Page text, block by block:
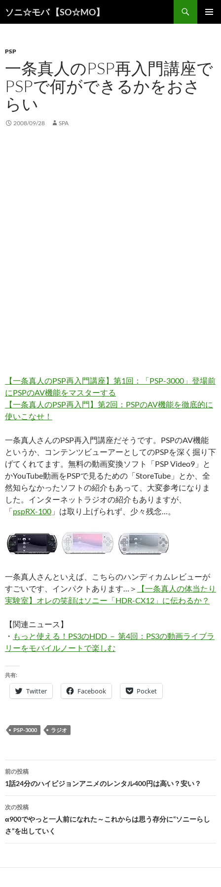
ソニ☆モバ 【SO☆MO】
索
ン
ス
キ
ッ
PSP
一条真人のPSP再入門講座で
PSPで何ができるかをおさ
らい
2008/09/28 SPA
【一条真人のPSP再入門講座】第1回：「PSP-3000」登場前
にPSPのAV機能をマスターする
【一条真人のPSP再入門】第2回：PSPのAV機能を徹底的に
使いこなせ！
一条真人さんのPSP再入門講座だそうです。PSPのAV機能
というか、コンテンツビューアーとしてのPSPを深く掘り下
げてくれてます。無料の動画変換ソフト「PSP Video9」と
かYouTube動画をPSPで見るための「StoreTube」とか、全
然知らなかったソフトの紹介もあって、大変参考になりま
した。インターネットラジオの紹介もありますが、
「pspRX-100 」は取り上げられず、少々残念…。
一条真人さんといえば、こちらのハンディカムレビューが
すごいです、インパクトあります…＞
【一条真人の体当たり
実験室】オレの笑顔はソニー「HDR-CX12」に伝わるか？
【関連ニュース】
・ もっと使える！PS3のHDD － 第4回：PS3の動画ライブラ
リーをモバイルノートで楽しむ
共有:
Twitter Facebook Pocket
PSP-3000 ラジオ
投
稿
ナ
ビ
ゲ
シ
前の投稿
1話24分のハイビジョンアニメのレンタル400円は高い？安い？
次の投稿
α900でやっと一人前になれた～これからは思う存分に“ソニーらし
さ”を出していく